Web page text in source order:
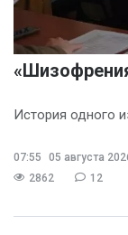
История одного
07:55
05 августа
2862
12